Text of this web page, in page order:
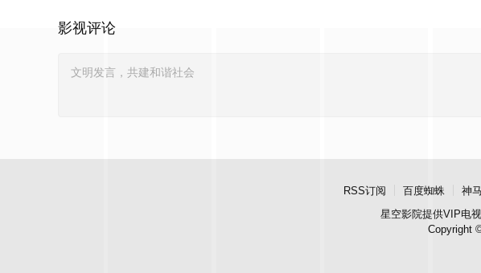
影视评论
RSS订阅 百度蜘蛛 神
星空影院提供VIP电
Copyright